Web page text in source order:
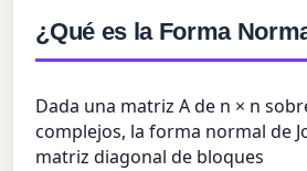
¿Qué es la Forma
Dada una matriz A de n × n
complejos, la forma normal de
matriz diagonal de bloques